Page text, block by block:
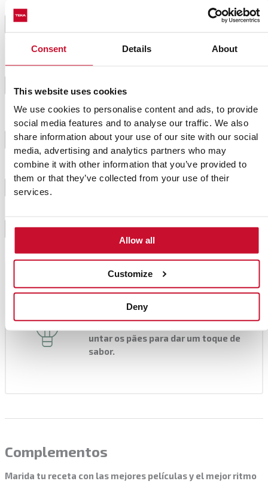
Consent Details About
This website uses cookies
We use cookies to personalise content and ads, to provide
social media features and to analyse our traffic. We also
share information about your use of our site with our social
media, advertising and analytics partners who may
combine it with other information that you’ve provided to
them or that they’ve collected from your use of their
services.
Allow all
Customize
Deny
3
Depois de integrados todos os ingredientes, molde
uma bola com a massa, unte a taça com azeite e tape.
4
possível.
5
Aqueça uma frigideira ao lume sem gordura e
coloque o pão.
6
Quando começarem a aparecer bolhas, vire e deixe
cozinhar do outro lado.
7 Repita a operação para cada pão.
Consejo del chef
qualquer prato, ou também pode
picar alho e salsa, adicionar azeite e
untar os pães para dar um toque de
sabor.
Complementos
Marida tu receta con las mejores películas y el mejor ritmo